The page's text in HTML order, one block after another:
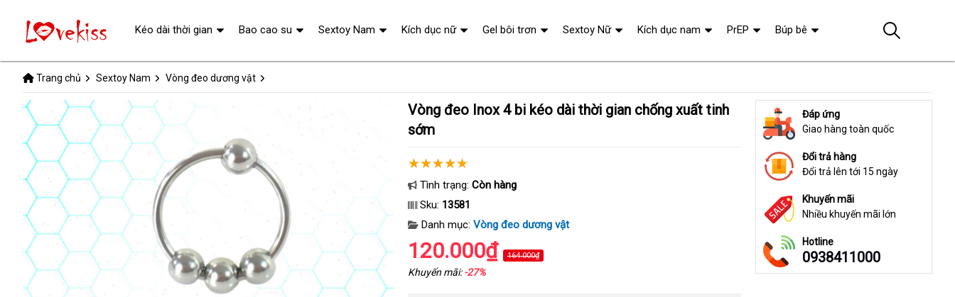
Trang chủ Sextoy Nam Vòng đeo dương vật
Vòng đeo Inox 4 bi kéo dài thời gian chống xuất tinh
sớm
Tình trạng: Còn hàng
Sku: 13581
Danh mục: Vòng đeo dương vật
120.000₫ 164.000₫
Khuyến mãi:-27%
Đáp ứng
Giao hàng toàn quốc
Đổi trả hàng
Đổi trả lên tới 15 ngày
Khuyến mãi
Nhiều khuyến mãi lớn
Hotline
0938411000
Kéo dài thời gian Bao cao su Sextoy Nam Kích dục nữ Gel bôi trơn Sextoy Nữ Kích dục nam PrEP Búp bê